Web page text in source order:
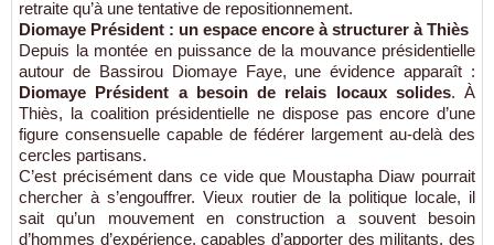
retraite qu’à une tentative de repositionnement.
Diomaye Président : un espace encore à structurer à Thiès
Depuis la montée en puissance de la mouvance présidentielle
autour de Bassirou Diomaye Faye, une évidence apparaît :
Diomaye Président a besoin de relais locaux solides. À
Thiès, la coalition présidentielle ne dispose pas encore d’une
figure consensuelle capable de fédérer largement au-delà des
cercles partisans.
C’est précisément dans ce vide que Moustapha Diaw pourrait
chercher à s’engouffrer. Vieux routier de la politique locale, il
sait qu’un mouvement en construction a souvent besoin
d’hommes d’expérience, capables d’apporter des militants, des